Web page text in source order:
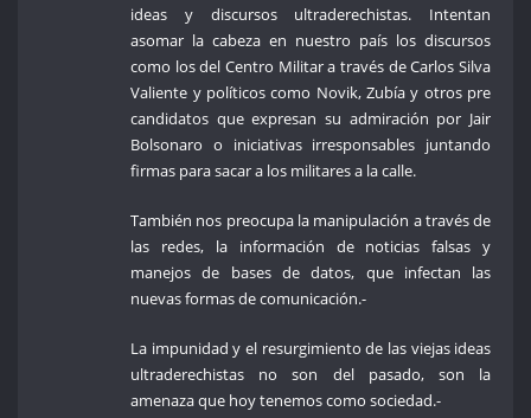
ideas y discursos ultraderechistas. Intentan
asomar la cabeza en nuestro país los discursos
como los del Centro Militar a través de Carlos Silva
Valiente y políticos como Novik, Zubía y otros pre
candidatos que expresan su admiración por Jair
Bolsonaro o iniciativas irresponsables juntando
firmas para sacar a los militares a la calle.
También nos preocupa la manipulación a través de
las redes, la información de noticias falsas y
manejos de bases de datos, que infectan las
nuevas formas de comunicación.-
La impunidad y el resurgimiento de las viejas ideas
ultraderechistas no son del pasado, son la
amenaza que hoy tenemos como sociedad.-